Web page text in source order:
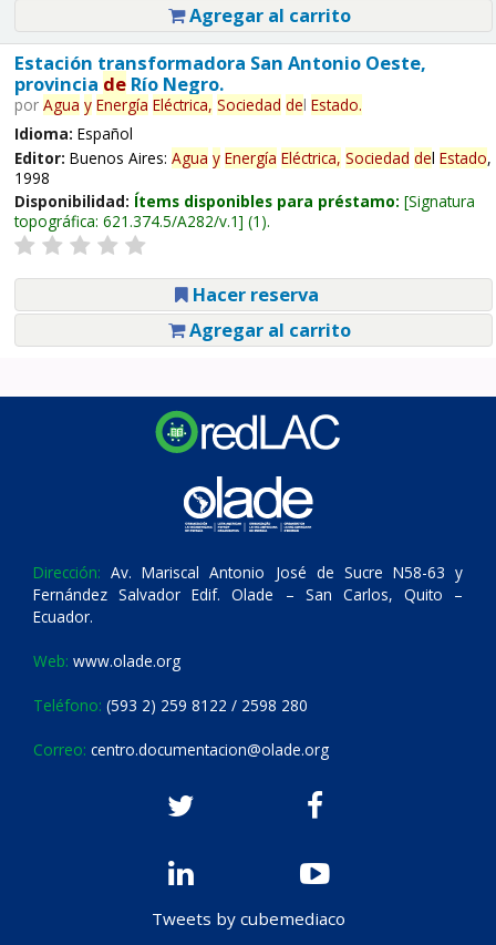
Agregar al carrito
Estación transformadora San Antonio Oeste,
provincia deRío Negro.
por Agua y Energía Eléctrica, Sociedad del Estado.
Idioma: Español
Editor: Buenos Aires: Agua y Energía Eléctrica, Sociedad del Estado,
1998
Disponibilidad: Ítems disponibles para préstamo: Signatura
topográfica: 621.374.5/A282/v.1 (1).
Hacer reserva
Agregar al carrito
Dirección: Av. Mariscal Antonio José de Sucre N58-63 y
Fernández Salvador Edif. Olade – San Carlos, Quito –
Ecuador.
Web: www.olade.org
Teléfono: (593 2) 259 8122 / 2598 280
Correo: centro.documentacion@olade.org
Tweets by cubemediaco